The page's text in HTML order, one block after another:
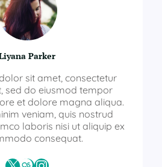
Parker
sit amet, consectetur
sed do eiusmod tempor
et dolore magna aliqua.
veniam, quis nostrud
laboris nisi ut aliquip ex
consequat.